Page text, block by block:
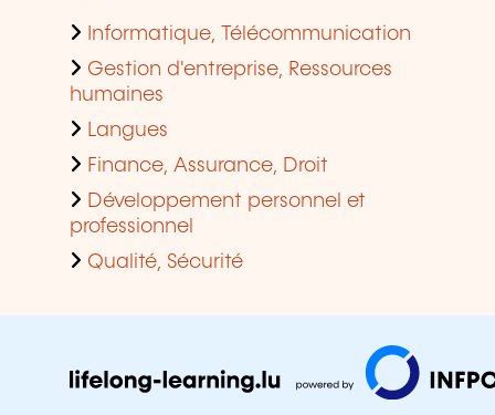
Informatique, Télécommunication
Gestion d'entreprise, Ressources
humaines
Langues
Finance, Assurance, Droit
Développement personnel et
professionnel
Qualité, Sécurité